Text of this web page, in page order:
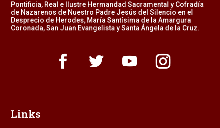
Pontificia, Real e Ilustre Hermandad Sacramental y Cofradía
de Nazarenos de Nuestro Padre Jesús del Silencio en el
Desprecio de Herodes, María Santísima de la Amargura
Coronada, San Juan Evangelista y Santa Ángela de la Cruz.
Links